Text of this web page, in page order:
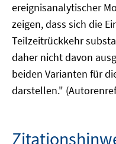
ereignisanalytischer
zeigen, dass sich die
Teilzeitrückkehr
daher nicht davon
beiden Varianten für
darstellen."